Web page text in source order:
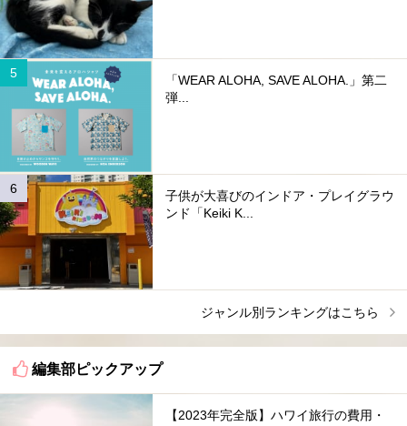
「WEAR ALOHA, SAVE ALOHA.」第二
弾...
子供が大喜びのインドア・プレイグラウ
ンド「Keiki K...
ジャンル別ランキングはこちら
編集部ピックアップ
【2023年完全版】ハワイ旅行の費用・